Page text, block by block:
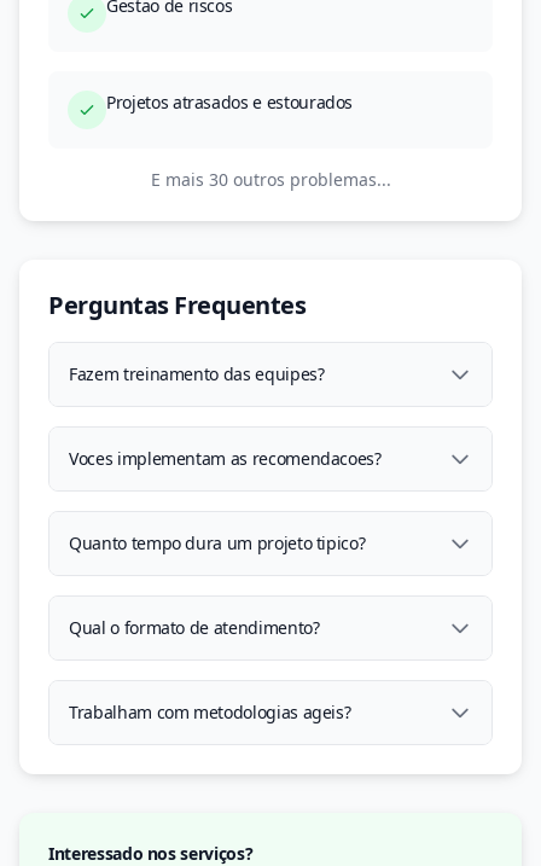
Gestao de riscos
Projetos atrasados e estourados
E mais 30 outros problemas...
Perguntas Frequentes
Fazem treinamento das equipes?
Voces implementam as recomendacoes?
Quanto tempo dura um projeto tipico?
Qual o formato de atendimento?
Trabalham com metodologias ageis?
Interessado nos serviços?